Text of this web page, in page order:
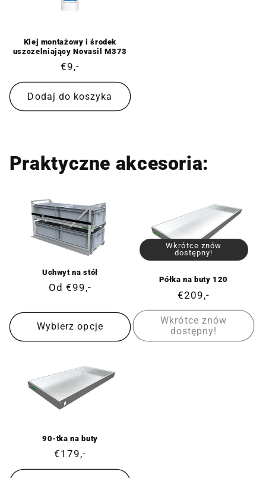
Klej montażowy i środek
uszczelniający Novasil M373
Cena
regularna
€9,-
Dodaj do koszyka
Praktyczne akcesoria:
Uchwyt na stół
Cena
Od €99,-
Wybierz opcje
Wkrótce znów
dostępny!
Półka na buty 120
Cena
regularna
€209,-
Wkrótce znów
dostępny!
90-tka na buty
Cena
regularna
€179,-